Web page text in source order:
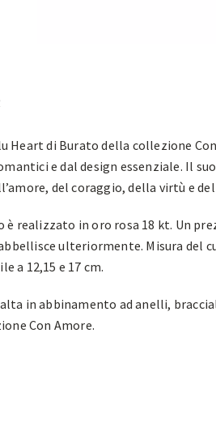
Heart di Burato della collezione
e dal design essenziale. Il
del coraggio, della virtù e
è realizzato in oro rosa 18 kt. Un
ulteriormente. Misura del
a 12,15 e 17 cm.
in abbinamento ad anelli,
Con Amore.